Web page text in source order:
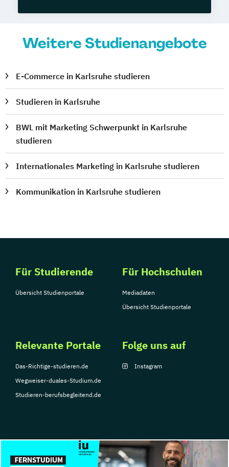
Weitere Studienangebote
E-Commerce in Karlsruhe studieren
Studieren in Karlsruhe
BWL mit Marketing Schwerpunkt in Karlsruhe
studieren
Internationales Marketing in Karlsruhe studieren
Kommunikation in Karlsruhe studieren
Für Studierende
Übersicht Studienportale
Für Hochschulen
Mediadaten
Übersicht Studienportale
Relevante Portale
Das-Richtige-studieren.de
Wegweiser-duales-Studium.de
Studieren-berufsbegleitend.de
Folge uns auf
Instagram
© Copyright 2026, TarGroup Media GmbH